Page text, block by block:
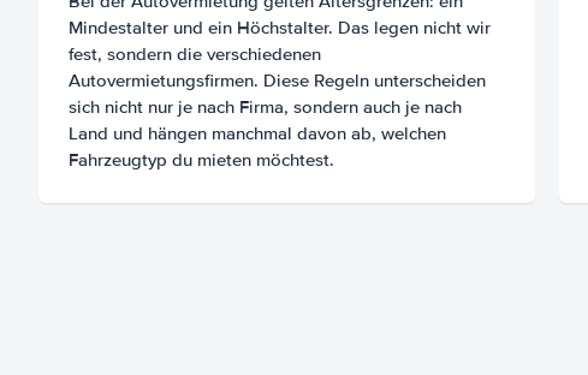
Mindestalter und ein Höchstalter. Das legen nicht wir
fest, sondern die verschiedenen
Autovermietungsfirmen. Diese Regeln unterscheiden
sich nicht nur je nach Firma, sondern auch je nach
Land und hängen manchmal davon ab, welchen
Fahrzeugtyp du mieten möchtest.